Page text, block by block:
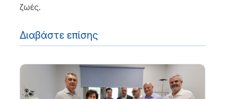
ζωές.
Διαβάστε επίσης